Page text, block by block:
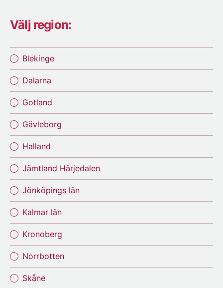
Välj region:
Blekinge
Dalarna
Gotland
Gävleborg
Halland
Jämtland Härjedalen
Jönköpings län
Kalmar län
Kronoberg
Norrbotten
Skåne